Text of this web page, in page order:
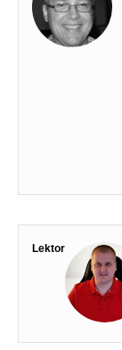
Lektor